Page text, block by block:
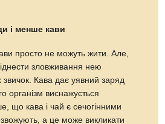
і менше кави
просто не можуть жити. Але,
зловживання нею
звичок. Кава дає уявний заряд
організм виснажується
що кава і чай є сечогінними
а це може викликати